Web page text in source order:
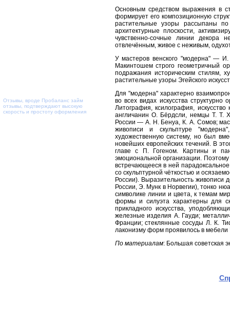
Отзывы, вроде Пробаланс займ
отзывы , подтверждают высокую
скорость и простоту оформления
Основным средством выражения в
формирует его композиционную
растительные узоры рассыпаны
архитектурные плоскости,
чувственно-сочные линии декора
отвлечённым, живое с неживым,
У мастеров венского "модерна" —
Макинтошем строго геометричный
подражания историческим стилям,
растительные узоры Эгейского
Для "модерна" характерно
во всех видах искусства
Литография, ксилография,
англичанин О. Бёрдсли, немцы Т. Т.
России — А. Н. Бенуа, К. А. Сомов;
живописи и скульптуре
художественную систему, но был
новейших европейских течений. В
главе с П. Гогеном. Картины и
эмоциональной организации.
встречающееся в ней
со скульптурной чёткостью и
России). Выразительность живописи
России, Э. Мунк в Норвегии), тонко
символике линии и цвета, к темам
формы и силуэта характерны для
прикладного искусства,
железные изделия А. Гауди;
Франции; стеклянные сосуды Л. К.
лаконизму форм проявилось в
По материалам: Большая советская